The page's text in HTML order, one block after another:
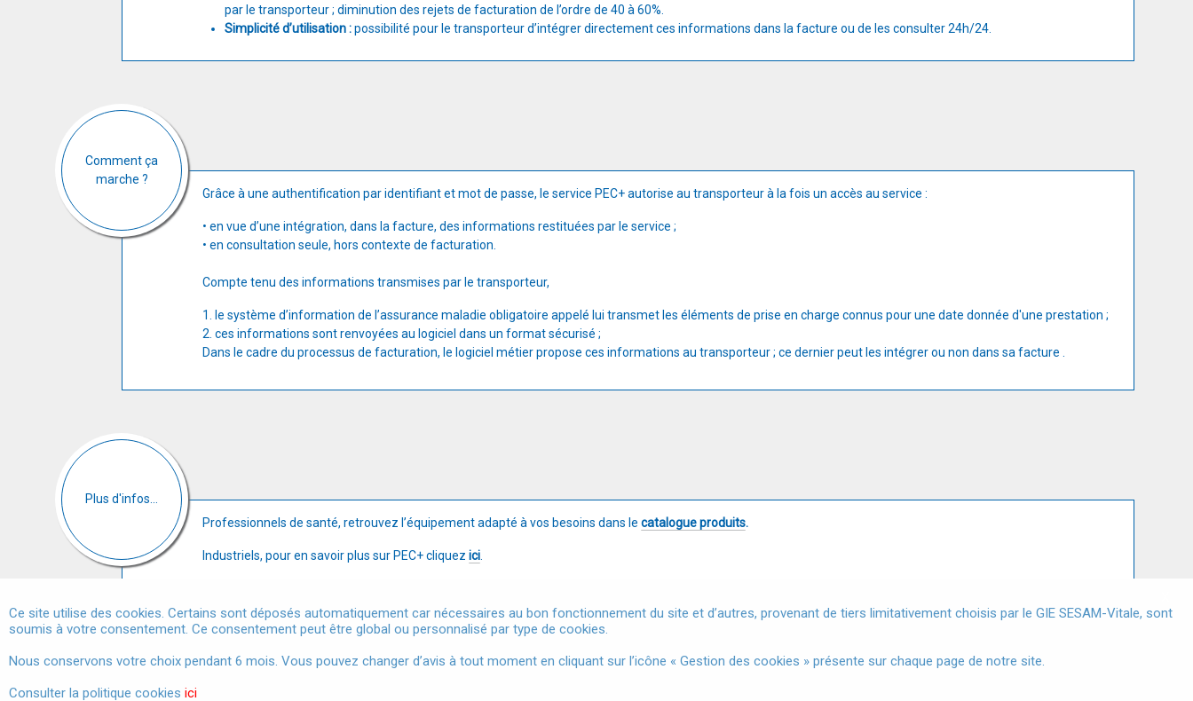
par le transporteur ; diminution des rejets de facturation de l’ordre de 40 à 60%.
Simplicité d’utilisation :possibilité pour le transporteur d’intégrer directement ces informations dans la facture ou de les consulter 24h/24.
Comment ça
marche ?
Grâce à une authentification par identifiant et mot de passe, le service PEC+ autorise au transporteur à la fois un accès au service :
• en vue d’une intégration, dans la facture, des informations restituées par le service ;
• en consultation seule, hors contexte de facturation.
Compte tenu des informations transmises par le transporteur,
1. le système d’information de l’assurance maladie obligatoire appelé lui transmet les éléments de prise en charge connus pour une date donnée d'une prestation ;
2. ces informations sont renvoyées au logiciel dans un format sécurisé ;
Dans le cadre du processus de facturation, le logiciel métier propose ces informations au transporteur ; ce dernier peut les intégrer ou non dans sa facture .
Plus d'infos...
Professionnels de santé, retrouvez l’équipement adapté à vos besoins dans le catalogue produits.
Industriels, pour en savoir plus sur PEC+ cliquez ici
Ce site utilise des cookies. Certains sont déposés automatiquement car nécessaires au bon fonctionnement du site et d’autres, provenant de tiers limitativement choisis par le GIE SESAM-Vitale, sont
soumis à votre consentement. Ce consentement peut être global ou personnalisé par type de cookies.
Nous conservons votre choix pendant 6 mois. Vous pouvez changer d’avis à tout moment en cliquant sur l’icône « Gestion des cookies » présente sur chaque page de notre site.
Consulter la politique cookies ici